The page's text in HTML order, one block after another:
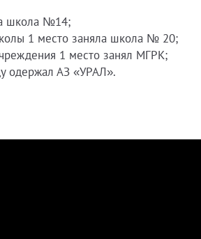
школа №14;
1 место заняла школа № 20;
1 место занял МГРК;
одержал АЗ «УРАЛ».